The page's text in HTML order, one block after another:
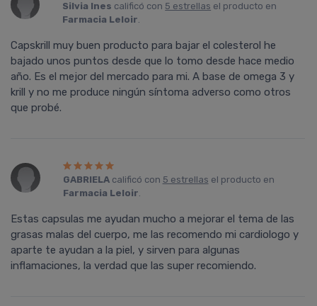
Silvia Ines calificó con 5 estrellas el producto en
Farmacia Leloir.
Capskrill muy buen producto para bajar el colesterol he
bajado unos puntos desde que lo tomo desde hace medio
año. Es el mejor del mercado para mi. A base de omega 3 y
krill y no me produce ningún sí­ntoma adverso como otros
que probé.
GABRIELAcalificó con 5 estrellas el producto en
Farmacia Leloir.
Estas capsulas me ayudan mucho a mejorar el tema de las
grasas malas del cuerpo, me las recomendo mi cardiologo y
aparte te ayudan a la piel, y sirven para algunas
inflamaciones, la verdad que las super recomiendo.